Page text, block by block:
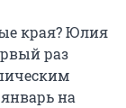
края? Юлия
раз
на